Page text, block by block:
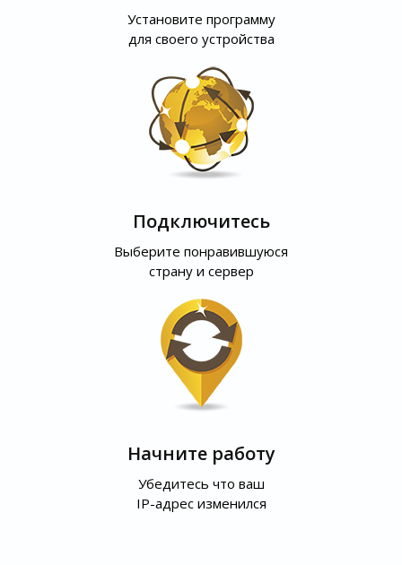
Установите программу
для своего устройства
Подключитесь
Выберите понравившуюся
страну и сервер
Начните работу
Убедитесь что ваш
IP-адрес изменился